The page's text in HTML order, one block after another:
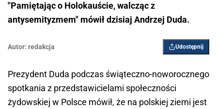
"Pamiętając o Holokauście, walcząc z
antysemityzmem" mówił dzisiaj Andrzej Duda.
Autor: redakcja Udostępnij
Prezydent Duda podczas świąteczno-noworocznego
spotkania z przedstawicielami społeczności
żydowskiej w Polsce mówił, że na polskiej ziemi jest